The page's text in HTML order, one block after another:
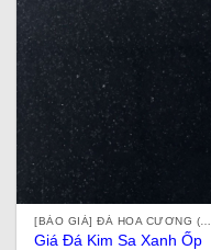
[BÁO GIÁ] ĐÁ HOA CƯƠNG (ĐÁ GRANITE) TỰ NHIÊN, NHÂN TẠO, ĐÁ ỐP LÁT Ở TPHCM
Giá Đá Kim Sa Xanh Ốp